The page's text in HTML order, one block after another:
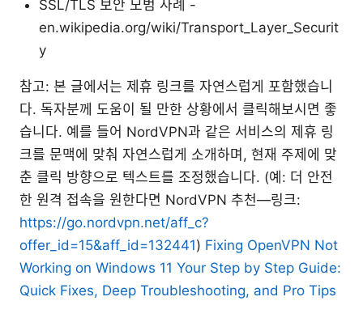
SSL/TLS 보안 모범 사례 -
en.wikipedia.org/wiki/Transport_Layer_Securit
y
참고: 본 글에서는 제휴 링크를 자연스럽게 포함했습니
다. 독자분께 도움이 될 만한 상황에서 클릭해보시면 좋
습니다. 예를 들어 NordVPN과 같은 서비스의 제휴 링
크를 문맥에 맞춰 자연스럽게 소개하며, 현재 주제에 맞
춘 클릭 방향으로 텍스트를 조정했습니다. (예: 더 안전
한 원격 접속을 원한다면 NordVPN 추천—링크:
https://go.nordvpn.net/aff_c?
offer_id=15&aff_id=132441) Fixing OpenVPN Not
Working on Windows 11 Your Step by Step Guide:
Quick Fixes, Deep Troubleshooting, and Pro Tips